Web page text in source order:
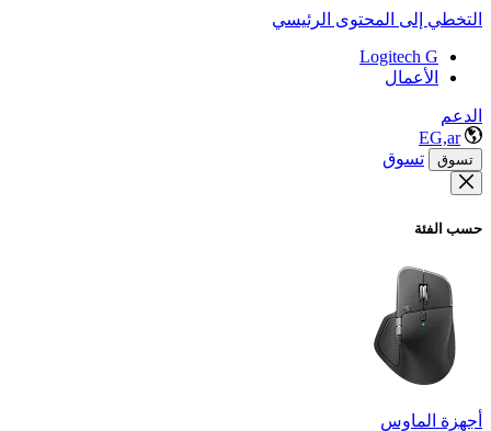
التخطي إلى المحتوى الرئيسي
Logitech G
الأعمال
الدعم
EG,ar
تسوق تسوق
حسب الفئة
أجهزة الماوس